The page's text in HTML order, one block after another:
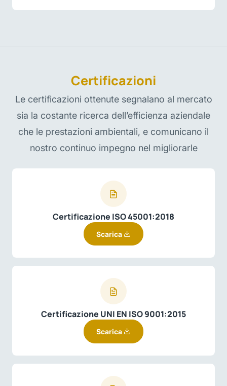
Certificazioni
Le certificazioni ottenute segnalano al mercato
sia la costante ricerca dell’efficienza aziendale
che le prestazioni ambientali, e comunicano il
nostro continuo impegno nel migliorarle
Certificazione ISO 45001:2018
Scarica
Certificazione UNI EN ISO 9001:2015
Scarica